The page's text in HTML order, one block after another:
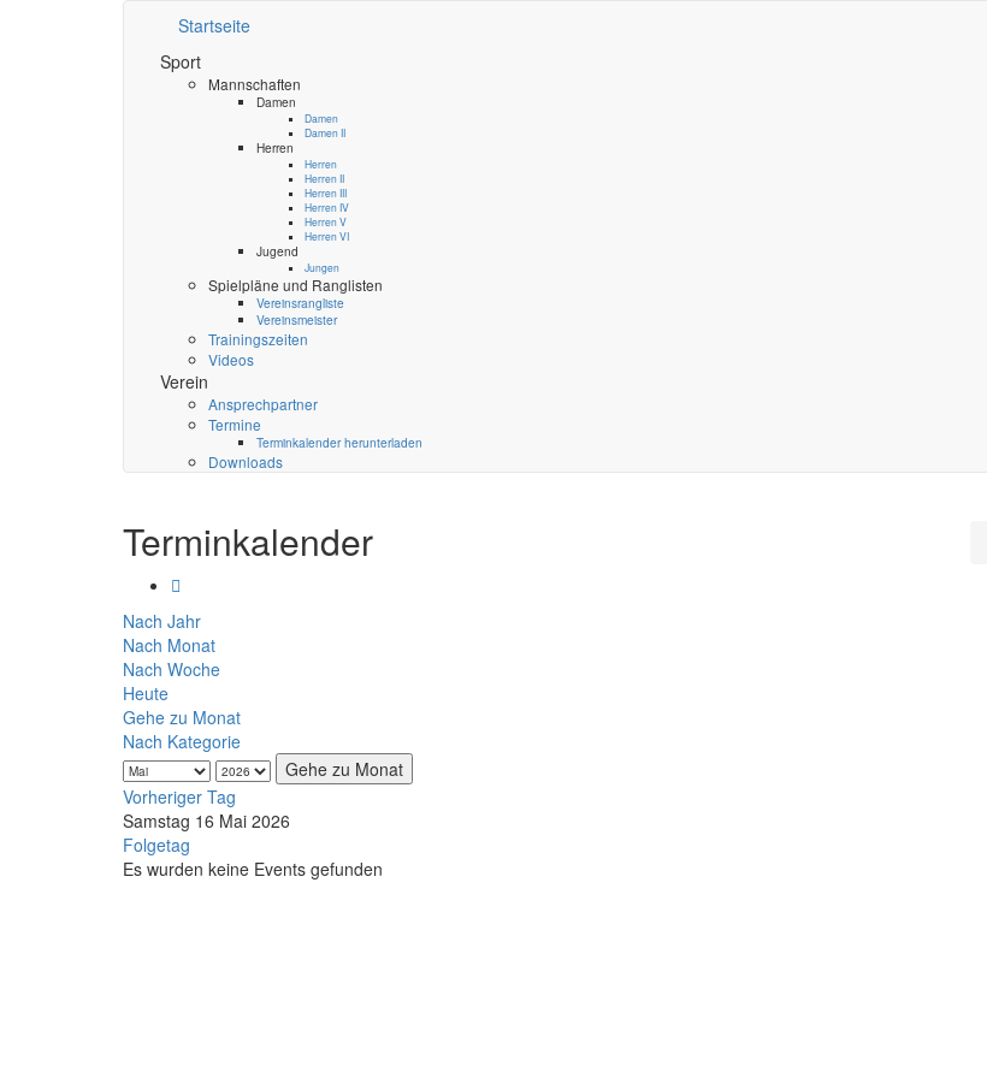
Startseite
Sport
Mannschaften
Damen
Damen
Damen II
Herren
Herren
Herren II
Herren III
Herren IV
Herren V
Herren VI
Jugend
Jungen
Spielpläne und Ranglisten
Vereinsrangliste
Vereinsmeister
Trainingszeiten
Videos
Verein
Ansprechpartner
Termine
Terminkalender herunterladen
Downloads
Terminkalender
Nach Jahr
Nach Monat
Nach Woche
Heute
Gehe zu Monat
Nach Kategorie
Gehe zu Monat
Vorheriger Tag
Samstag 16 Mai 2026
Folgetag
Es wurden keine Events gefunden